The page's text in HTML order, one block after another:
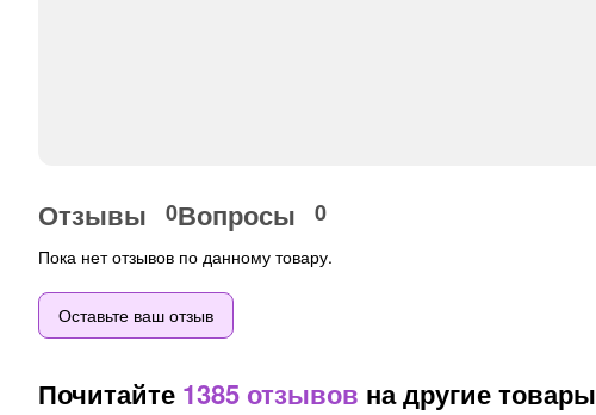
Отзывы 0Вопросы 0
Пока нет отзывов по данному товару.
Оставьте ваш отзыв
Почитайте 1385 отзывов на другие товары